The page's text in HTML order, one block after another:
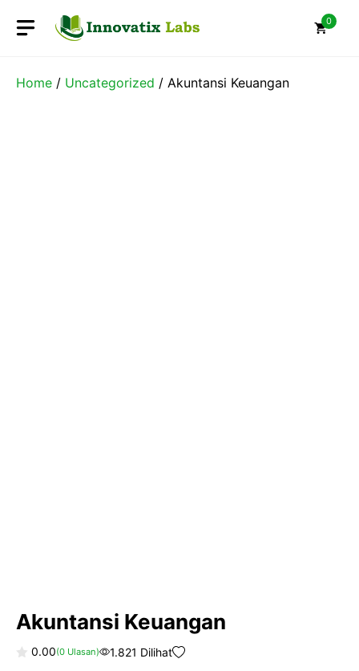
0
Home / Uncategorized / Akuntansi Keuangan
Akuntansi Keuangan
0.00(0Ulasan) 1.821 Dilihat